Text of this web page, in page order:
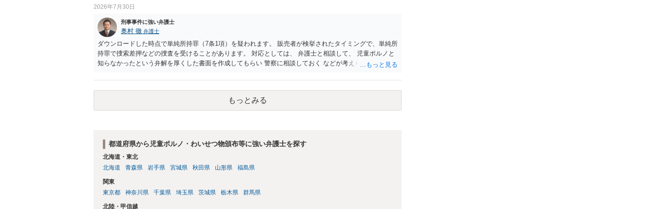
2026年7月30日
刑事事件に強い弁護士
奥村 徹 弁護士
ダウンロードした時点で単純所持罪（7条1項）を疑われます。 販売者が検挙されたタイミングで、単純所
持罪で捜索差押などの捜査を受けることがあります。 対応としては、 弁護士と相談して、 児童ポルノと
知らなかったという弁解を厚くした書面を作成してもらい 警察に相談しておく などが考えられます。
もっとみる
都道府県から児童ポルノ・わいせつ物頒布等に強い弁護士を探す
北海道・東北
北海道
青森県 岩手県 宮城県 秋田県 山形県 福島県
関東
東京都
神奈川県 千葉県 埼玉県 茨城県 栃木県 群馬県
北陸・甲信越